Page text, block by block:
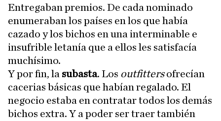
Entregaban premios. De cada nominado
enumeraban los países en los que había
cazado y los bichos en una interminable e
insufrible letanía que a ellos les satisfacía
muchísimo.
Y por fin, la subasta. Los outfittersofrecían
cacerias básicas que habían regalado. El
negocio estaba en contratar todos los demás
bichos extra. Y a poder ser traer también